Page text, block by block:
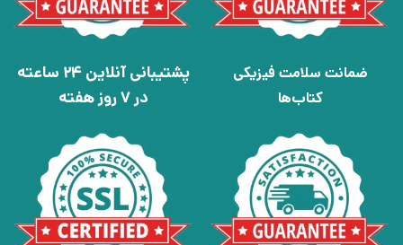
ضمانت سلامت فیزیکی
کتاب‌ها
پشتیبانی آنلاین 24 ساعته
در 7 روز هفته